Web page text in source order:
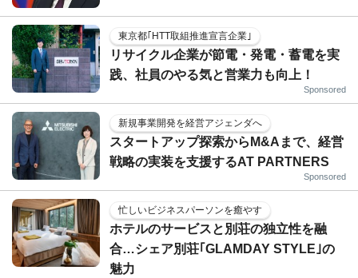
東京都｢HTT取組推進宣言企業｣
リサイクル企業が節電・発電・蓄電を実
践、社員のやる気と営業力も向上！
Sponsored
新規事業開発を経営アジェンダへ
スタートアップ探索からM&Aまで、経営
戦略の実装を支援するAT PARTNERS
Sponsored
忙しいビジネスパーソンを癒やす
ホテルのサービスと別荘の独立性を融
合…シェア別荘｢GLAMDAY STYLE｣の
魅力